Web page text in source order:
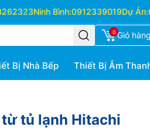
Ninh Bình:0912339019Dự Án:
0 Giỏ hàng
Bị Nhà Bếp Thiết Bị Âm
tủ lạnh Hitachi